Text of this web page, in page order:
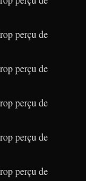
perçu de
perçu de
perçu de
perçu de
perçu de